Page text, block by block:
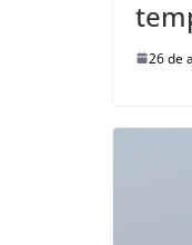
26 de